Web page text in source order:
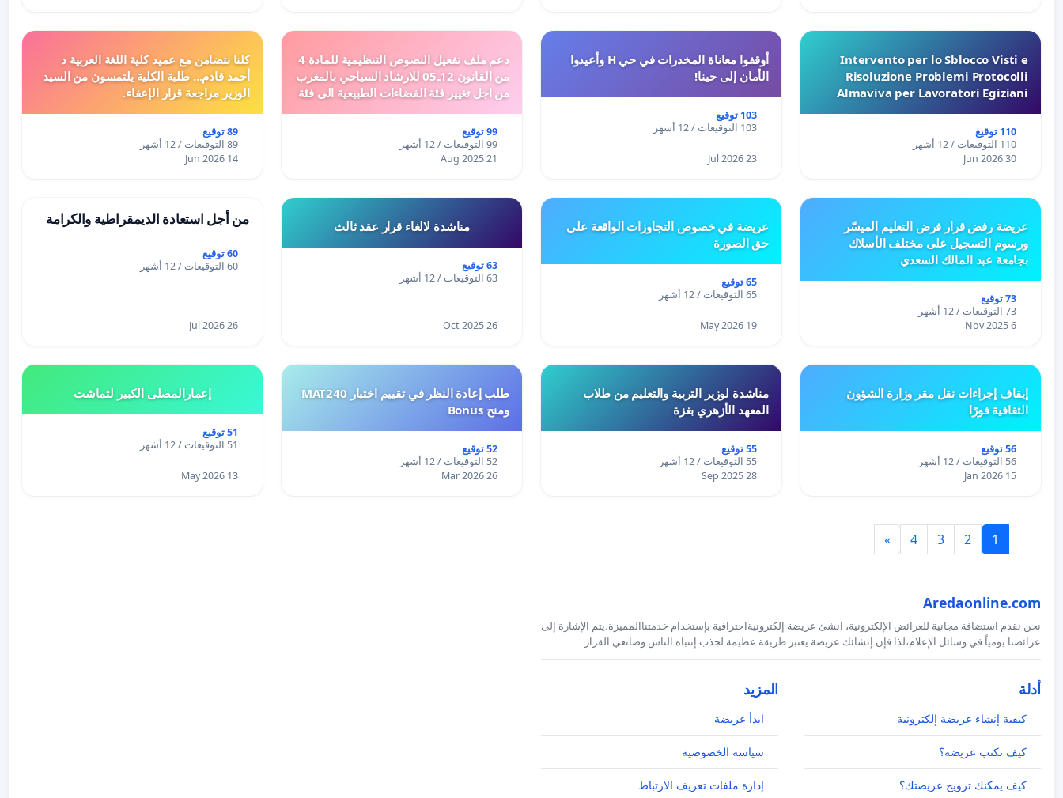
Intervento per lo Sblocco Visti e
Risoluzione Problemi Protocolli
Almaviva per Lavoratori Egiziani
110 توقيع
110 التوقيعات / 12 أشهر
30 Jun 2026
أوقفوا معاناة المخدرات في حي H وأعيدوا
الأمان إلى حينا!
103 توقيع
103 التوقيعات / 12 أشهر
23 Jul 2026
دعم ملف تفعيل النصوص التنظيمية للمادة 4
من القانون 12ـ05 للارشاد السياحي بالمغرب
من اجل تغيير فئة الفضاءات الطبيعية الى فئة
99 توقيع
99 التوقيعات / 12 أشهر
21 Aug 2025
كلنا نتضامن مع عميد كلية اللغة العربية د
أحمد قادم... طلبة الكلية يلتمسون من السيد
الوزير مراجعة قرار الإعفاء.
89 توقيع
89 التوقيعات / 12 أشهر
14 Jun 2026
عريضة رفض قرار فرض التعليم الميسّر
ورسوم التسجيل على مختلف الأسلاك
بجامعة عبد المالك السعدي
73 توقيع
73 التوقيعات / 12 أشهر
6 Nov 2025
عريضة في خصوص التجاوزات الواقعة على
حق الصورة
65 توقيع
65 التوقيعات / 12 أشهر
19 May 2026
مناشدة لالغاء قرار عقد ثالث
63 توقيع
63 التوقيعات / 12 أشهر
26 Oct 2025
من أجل استعادة الديمقراطية والكرامة
60 توقيع
60 التوقيعات / 12 أشهر
26 Jul 2026
إيقاف إجراءات نقل مقر وزارة الشؤون
الثقافية فورًا
56 توقيع
56 التوقيعات / 12 أشهر
15 Jan 2026
مناشدة لوزير التربية والتعليم من طلاب
المعهد الأزهري بغزة
55 توقيع
55 التوقيعات / 12 أشهر
28 Sep 2025
طلب إعادة النظر في تقييم اختبار MAT240
ومنح Bonus
52 توقيع
52 التوقيعات / 12 أشهر
26 Mar 2026
إعمارالمصلى الكبير لتماشت
51 توقيع
51 التوقيعات / 12 أشهر
13 May 2026
1
2
3
4
»
Aredaonline.com
نحن نقدم استضافة مجانية للعرائض الإلكترونية، انشئ عريضة إلكترونيةاحترافية بإستخدام خدمتناالمميزة،يتم الإشارة إلى
عرائضنا يومياً في وسائل الإعلام،لذا فإن إنشائك عريضة يعتبر طريقة عظيمة لجذب إنتباه الناس وصانعي القرار
أدلة
كيفية إنشاء عريضة إلكترونية
كيف تكتب عريضة؟
كيف يمكنك ترويج عريضتك؟
المزيد
ابدأ عريضة
سياسة الخصوصية
إدارة ملفات تعريف الارتباط